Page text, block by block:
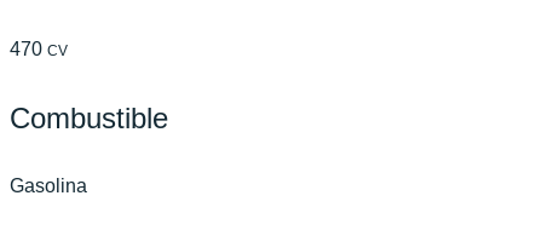
470 CV
Combustible
Gasolina